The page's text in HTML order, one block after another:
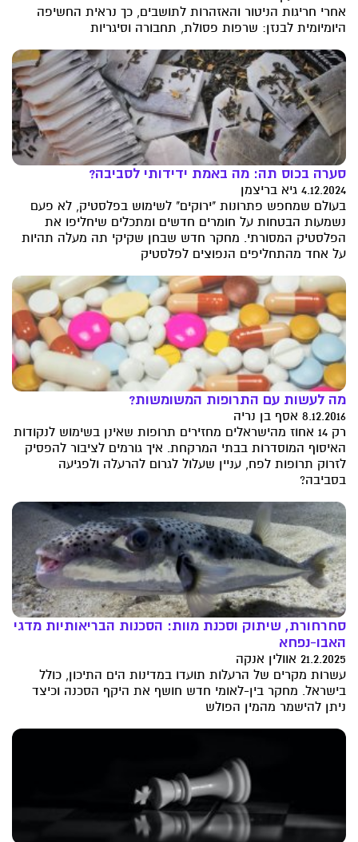
אחרי חריגות הניטור והאזהרות לתושבים, כך נראית החשיפה
היומיומית לבנזן: שרפות פסולת, תחבורה וסיגריות
סערה בכוס תה: מה באמת ידידותי לסביבה?
4.12.2024 גיא בריצמן
בעולם שמחפש פתרונות "ירוקים" לשימוש בפלסטיק, לא פעם
נשמעות הבטחות על חומרים חדשים ומתכלים שיחליפו את
הפלסטיק המסורתי. מחקר חדש שבחן שקיקי תה מעלה תהיות
על אחד מהתחליפים הנפוצים לפלסטיק
מה לעשות עם התרופות המשומשות?
8.12.2016 אסף בן נריה
רק 14 אחוז מהישראלים מחזירים תרופות שאינן בשימוש לנקודות
האיסוף המוסדרות בבתי המרקחת. איך גורמים לציבור להפסיק
לזרוק תרופות לפח, עניין שעלול לגרום להרעלה ולפגיעה
בסביבה?
סחרחורת, שיתוק וסכנת מוות: הסכנות הבריאותיות מדגי
האבו-נפחא
21.2.2025 אוולין אנקה
עשרות מקרים של הרעלות תועדו במדינות הים התיכון, כולל
בישראל. מחקר בין-לאומי חדש חושף את היקף הסכנה וכיצד
ניתן להישמר מהמין הפולש